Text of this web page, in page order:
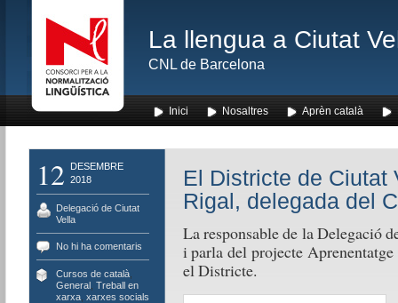
La llengua a Ciutat
CNL de Barcelona
Inici Nosaltres Aprèn català
12
DESEMBRE
2018
Delegació de Ciutat
Vella
No hi ha comentaris
Cursos de català,
General, Treball en
xarxa, xarxes socials
El Districte de Ciutat
Rigal, delegada del
La responsable de la Delegació
i parla del projecte
el Districte.